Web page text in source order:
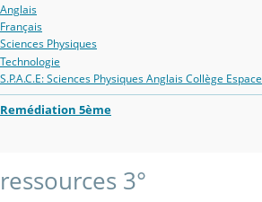
Anglais
Français
Sciences Physiques
Technologie
S.P.A.C.E: Sciences Physiques Anglais Collège Espace
Remédiation 5ème
ressources 3°